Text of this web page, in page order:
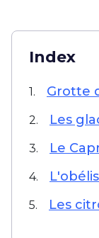
Index
1. Grotte
2. Les
3. Le
4.
5. Les